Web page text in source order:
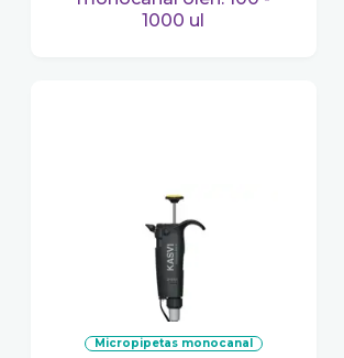
1000 ul
micropipetas monocanal